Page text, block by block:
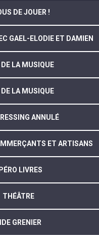
DE JOUER !
GAEL-ELODIE ET DAMIEN
DE LA MUSIQUE
DE LA MUSIQUE
ANNULÉ
ET ARTISANS
LIVRES
THÉÂTRE
GRENIER